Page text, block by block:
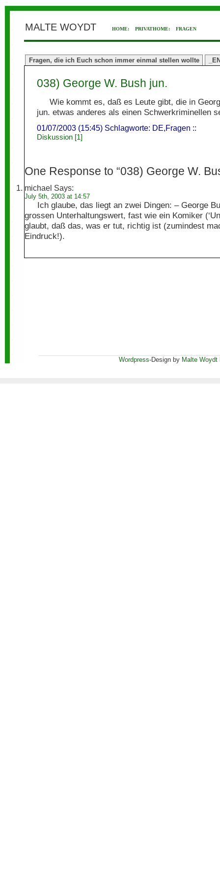
MALTE WOYDT HOME: PRIVATHOME: FRAGEN
Fragen, die ich Euch schon immer einmal stellen wollte
038) George W. Bush jun.
Wie kommt es, daß es Leute gibt, die in
jun. etwas anderes als einen Schwerkriminellen
01/07/2003 (15:45) Schlagworte: DE,Fragen ::
Diskussion [1]
One Response to “038) George W.
michael Says:
July 5th, 2003 at 14:57
Ich glaube, das liegt an zwei Dingen: – George
grossen Unterhaltungswert, fast wie ein Komiker
glaubt, daß das, was er tut, richtig ist (zumindest
Eindruck!).
Wordpress-Design by Malte Woydt